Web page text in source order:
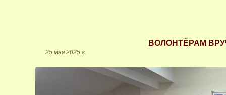
ВОЛОНТЁРАМ
25 мая 2025 г.